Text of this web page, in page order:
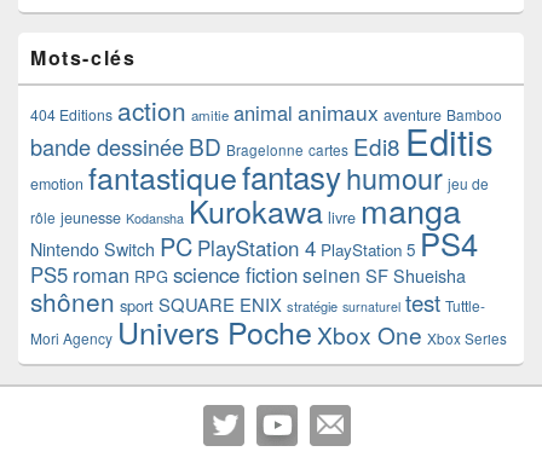
Mots-clés
404 Editions action amitie animal animaux aventure Bamboo
bande dessinéeBD Bragelonne cartes Edi8 Editis
emotion fantastiquefantasyhumour jeu de
rôle jeunesse Kodansha Kurokawa livre manga
Nintendo Switch PC PlayStation 4 PlayStation 5 PS4
PS5 roman RPG science fictionseinen SF Shueisha
shônen sport SQUARE ENIX stratégie surnaturel test Tuttle-
Mori Agency Univers Poche Xbox One Xbox Series